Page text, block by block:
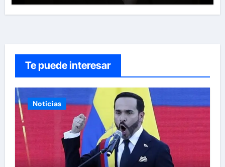
Te puede interesar
Noticias